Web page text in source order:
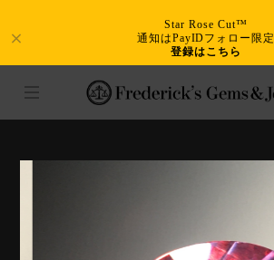
Star Rose Cut™
通知はPayIDフォロー限定
登録はこちら